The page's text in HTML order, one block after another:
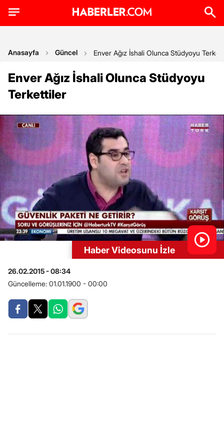
Anasayfa Güncel Enver Ağız İshali Olunca Stüdyoyu
Enver Ağız İshali Olunca Stüdyoyu
Terkettiler
Haber Videosunu İzle
26.02.2015 - 08:34
Güncelleme: 01.01.1900 - 00:00